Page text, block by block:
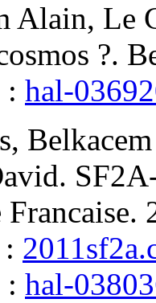
Alain, Le
?.
: hal-
, Belkacem
.
.
: hal-